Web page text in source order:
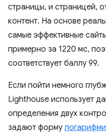
страницы, и страницей,
контент. На основе
самые эффективные
примерно за 1220 мс,
соответствует баллу 99.
Если пойти немного
Lighthouse использует
определения двух
задают форму